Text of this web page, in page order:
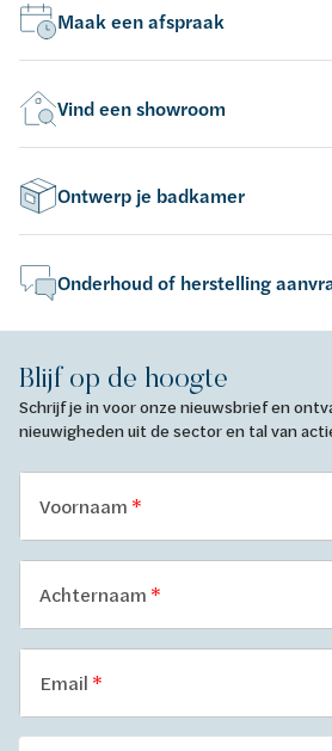
Maak een afspraak
Vind een showroom
Ontwerp je badkamer
Onderhoud of herstelling
Blijf op de hoogte
Schrijf je in voor onze nieuwsbrief en
nieuwigheden uit de sector en tal van
Voornaam
Achternaam
Email